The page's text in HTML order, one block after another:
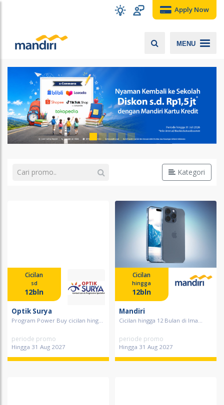
Apply Now
MENU
Kategori
Cicilan
sd
12bln
Optik Surya
Program Power Buy cicilan hing...
periode promo
Hingga 31 Aug 2027
Cicilan
hingga
12bln
Mandiri
Cicilan hingga 12 Bulan di Ima...
periode promo
Hingga 31 Aug 2027